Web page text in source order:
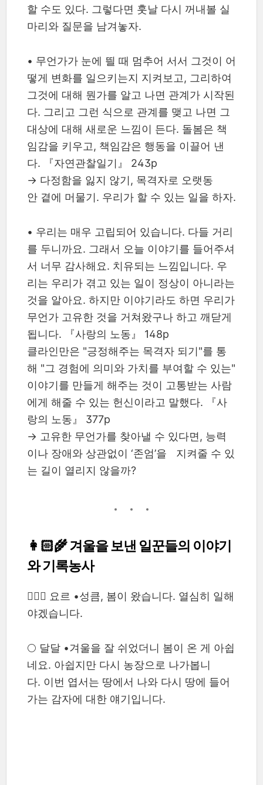
할 수도 있다. 그렇다면 훗날 다시 꺼내볼 실
마리와 질문을 남겨놓자.
• 무언가가 눈에 띌 때 멈추어 서서 그것이 어
떻게 변화를 일으키는지 지켜보고, 그리하여
그것에 대해 뭔가를 알고 나면 관계가 시작된
다. 그리고 그런 식으로 관계를 맺고 나면 그
대상에 대해 새로운 느낌이 든다. 돌봄은 책
임감을 키우고, 책임감은 행동을 이끌어 낸
다. 『자연관찰일기』 243p
→ 다정함을 잃지 않기, 목격자로 오랫동
안 곁에 머물기. 우리가 할 수 있는 일을 하자.
• 우리는 매우 고립되어 있습니다. 다들 거리
를 두니까요. 그래서 오늘 이야기를 들어주셔
서 너무 감사해요. 치유되는 느낌입니다. 우
리는 우리가 겪고 있는 일이 정상이 아니라는
것을 알아요. 하지만 이야기라도 하면 우리가
무언가 고유한 것을 거쳐왔구나 하고 깨닫게
됩니다. 『사랑의 노동』 148p
클라인만은 "긍정해주는 목격자 되기"를 통
해 "그 경험에 의미와 가치를 부여할 수 있는"
이야기를 만들게 해주는 것이 고통받는 사람
에게 해줄 수 있는 헌신이라고 말했다. 『사
랑의 노동』 377p
→ 고유한 무언가를 찾아낼 수 있다면, 능력
이나 장애와 상관없이 ‘존엄’을 지켜줄 수 있
는 길이 열리지 않을까?
👩🏻‍🌾 겨울을 보낸 일꾼들의 이야기
와 기록농사
🙆🏻‍♂️ 요르 •성큼, 봄이 왔습니다. 열심히 일해
야겠습니다.
🌕 달달 •겨울을 잘 쉬었더니 봄이 온 게 아쉽
네요. 아쉽지만 다시 농장으로 나가봅니
다. 이번 엽서는 땅에서 나와 다시 땅에 들어
가는 감자에 대한 얘기입니다.